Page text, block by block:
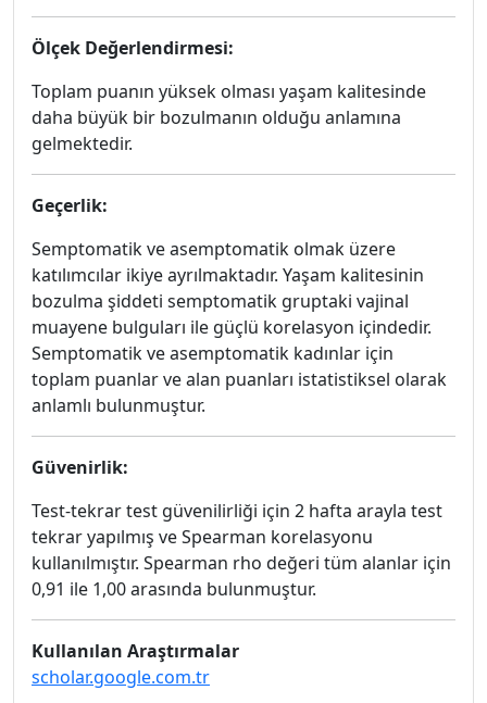
Ölçek Değerlendirmesi:
Toplam puanın yüksek olması yaşam kalitesinde
daha büyük bir bozulmanın olduğu anlamına
gelmektedir.
Geçerlik:
Semptomatik ve asemptomatik olmak üzere
katılımcılar ikiye ayrılmaktadır. Yaşam kalitesinin
bozulma şiddeti semptomatik gruptaki vajinal
muayene bulguları ile güçlü korelasyon içindedir.
Semptomatik ve asemptomatik kadınlar için
toplam puanlar ve alan puanları istatistiksel olarak
anlamlı bulunmuştur.
Güvenirlik:
Test-tekrar test güvenilirliği için 2 hafta arayla test
tekrar yapılmış ve Spearman korelasyonu
kullanılmıştır. Spearman rho değeri tüm alanlar için
0,91 ile 1,00 arasında bulunmuştur.
Kullanılan Araştırmalar
scholar.google.com.tr